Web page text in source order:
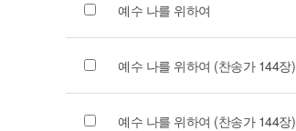
예수 나를 위하여
예수 나를 위하여 (찬송가 144장)
예수 나를 위하여 (찬송가 144장)